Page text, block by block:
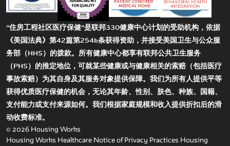
“住房工程社区医疗保健”是联邦330健康中心计划的受助机构，依据
《美国法典》第42篇第254b条获得资助，并接受美国卫生与公众服
务部（HHS）的拨款。所有健康中心都享有联邦公共卫生服务
（PHS）的推定地位，可就某些健康或与健康相关的索赔（包括医疗
事故索赔）为其自身及其服务对象提供保障。我们为所有人提供平等
获得优质医疗保健的机会，无论其年龄、性别、肤色、种族、国籍、
支付能力或支付来源如何。我们根据家庭规模和收入提供折扣后的滑
动收费标准。
© 2026 Housing Works
Housing Works Healthcare Notice of Privacy Practices Housing